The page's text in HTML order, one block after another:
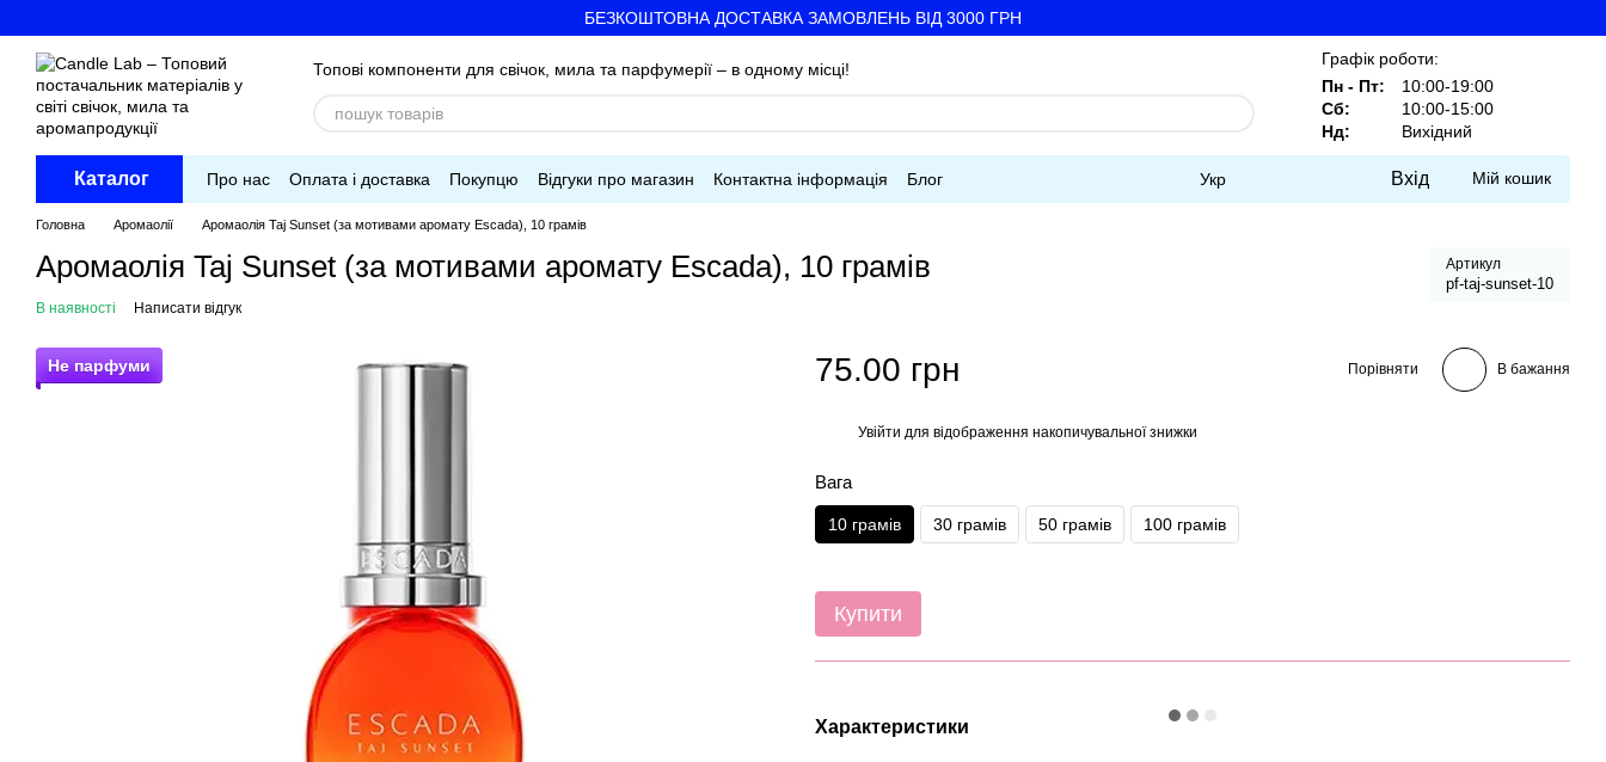
БЕЗКОШТОВНА ДОСТАВКА ЗАМОВЛЕНЬ ВІД 3000 ГРН
Топові компоненти для свічок, мила та парфумерії – в одному місці!
Графік роботи:
Пн - Пт:
10:00-19:00
Сб:
10:00-15:00
Нд:
Вихідний
Каталог Про нас Оплата і доставка Покупцю Відгуки про магазин Контактна інформація Блог Укр Вхід Мій кошик
Головна Аромаолії Аромаолія Taj Sunset (за мотивами аромату Escada), 10 грамів
Аромаолія Taj Sunset (за мотивами аромату Escada), 10 грамів Артикул
pf-taj-sunset-10
В наявності Написати відгук
Не парфуми 75.00 грн Порівняти В бажання
Увійти для відображення накопичувальної знижки
Вага
10 грамів 30 грамів 50 грамів 100 грамів
Купити
Характеристики